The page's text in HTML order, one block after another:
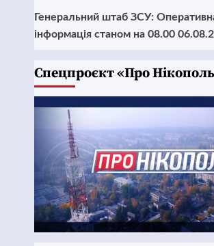
Генеральний штаб ЗСУ:
інформація станом на 08.00
Cпецпроєкт «Про